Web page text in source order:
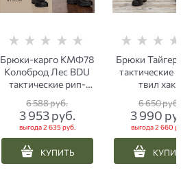
Брюки-карго КМФ78
Колоброд Лес BDU
тактические рип-
6 588 руб.
3 953 руб.
выгода2 635 руб.
КУПИТЬ
Брюки
тактические
твил хаки
6 650 руб.
3 990
выгода2 660